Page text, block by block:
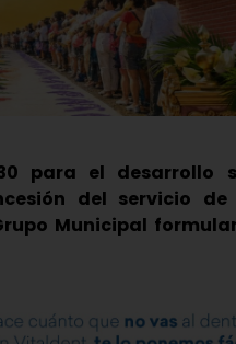
para el desarrollo
del servicio de
Municipal